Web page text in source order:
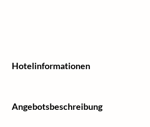
Hotelinformationen
Angebotsbeschreibung